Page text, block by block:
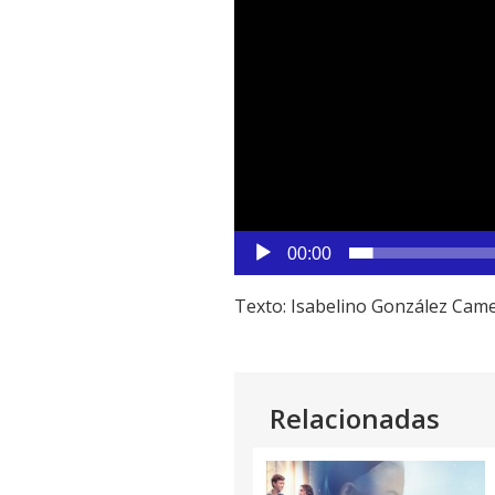
00:00
Texto: Isabelino González
Relacionadas